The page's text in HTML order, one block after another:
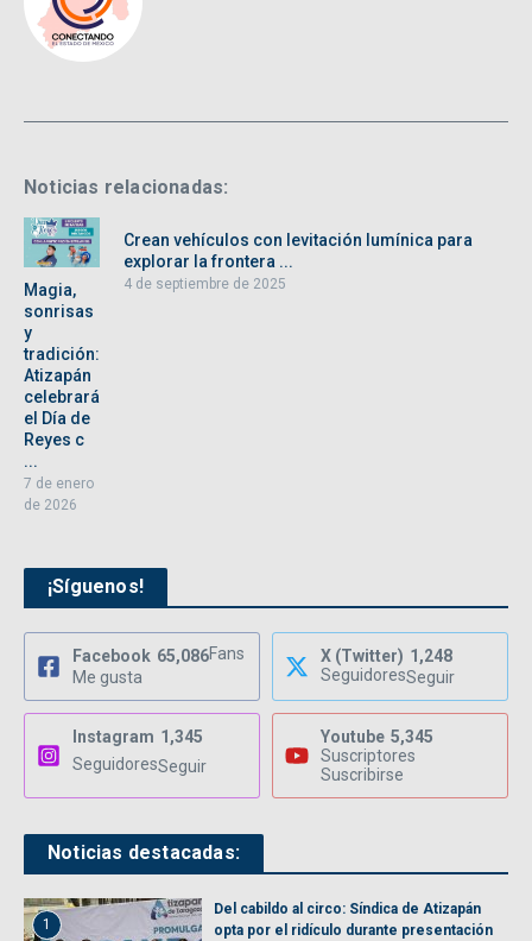
Noticias relacionadas:
Magia,
sonrisas
y
tradición:
Atizapán
celebrará
el Día de
Reyes c
...
7 de enero
de 2026
Crean vehículos con levitación lumínica para
explorar la frontera ...
4 de septiembre de 2025
¡Síguenos!
Facebook 65,086Fans
Me gusta
X (Twitter) 1,248
SeguidoresSeguir
Instagram 1,345
SeguidoresSeguir
Youtube 5,345
Suscriptores
Suscribirse
Noticias destacadas:
1
Del cabildo al circo: Síndica de Atizapán
opta por el ridículo durante presentación